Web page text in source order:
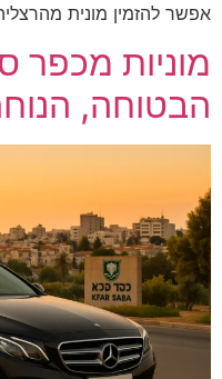
אפשר להזמין מונית
מוניות מכפר
הבטוחה,